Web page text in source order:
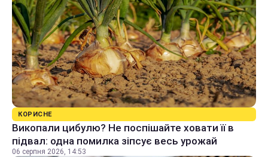
КОРИСНЕ
Викопали цибулю? Не поспішайте ховати її в
підвал: одна помилка зіпсує весь урожай
06 серпня 2026, 14:53